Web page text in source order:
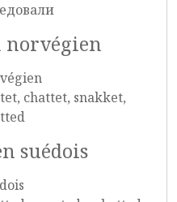
norvégien
chattet, snakket,
suédois